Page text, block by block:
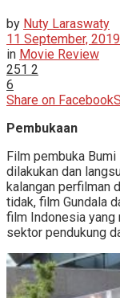
by Nuty Laraswaty
11 September, 2019
in Movie Review
251 2
6
Share on Facebook
Pembukaan
Film pembuka
dilakukan dan
kalangan perfilman
tidak, film Gundala
film Indonesia yang
sektor pendukung